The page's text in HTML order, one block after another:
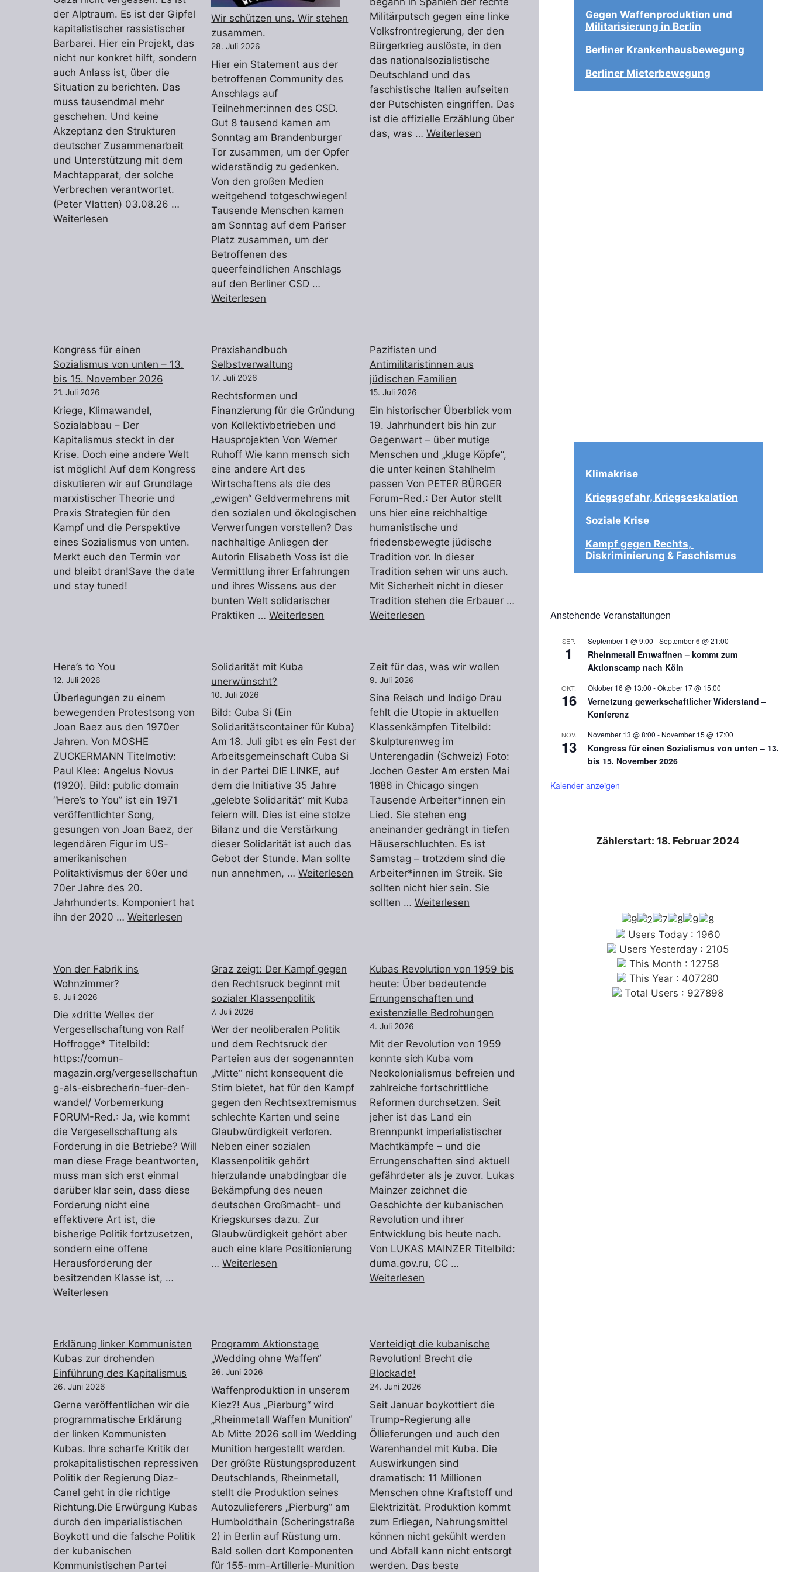
der Alptraum. Es ist der Gipfel
kapitalistischer rassistischer
Barbarei. Hier ein Projekt, das
nicht nur konkret hilft, sondern
auch Anlass ist, über die
Situation zu berichten. Das
muss tausendmal mehr
geschehen. Und keine
Akzeptanz den Strukturen
deutscher Zusammenarbeit
und Unterstützung mit dem
Machtapparat, der solche
Verbrechen verantwortet.
(Peter Vlatten) 03.08.26 …
Weiterlesen
Wir schützen uns. Wir stehen
zusammen.
28. Juli 2026
Hier ein Statement aus der
betroffenen Community des
Anschlags auf
Teilnehmer:innen des CSD.
Gut 8 tausend kamen am
Sonntag am Brandenburger
Tor zusammen, um der Opfer
widerständig zu gedenken.
Von den großen Medien
weitgehend totgeschwiegen!
Tausende Menschen kamen
am Sonntag auf dem Pariser
Platz zusammen, um der
Betroffenen des
queerfeindlichen Anschlags
auf den Berliner CSD …
Weiterlesen
Militärputsch gegen eine linke
Volksfrontregierung, der den
Bürgerkrieg auslöste, in den
das nationalsozialistische
Deutschland und das
faschistische Italien aufseiten
der Putschisten eingriffen. Das
ist die offizielle Erzählung über
das, was … Weiterlesen
Kongress für einen
Sozialismus von unten – 13.
bis 15. November 2026
21. Juli 2026
Kriege, Klimawandel,
Sozialabbau – Der
Kapitalismus steckt in der
Krise. Doch eine andere Welt
ist möglich! Auf dem Kongress
diskutieren wir auf Grundlage
marxistischer Theorie und
Praxis Strategien für den
Kampf und die Perspektive
eines Sozialismus von unten.
Merkt euch den Termin vor
und bleibt dran!Save the date
und stay tuned!
Praxishandbuch
Selbstverwaltung
17. Juli 2026
Rechtsformen und
Finanzierung für die Gründung
von Kollektivbetrieben und
Hausprojekten Von Werner
Ruhoff Wie kann mensch sich
eine andere Art des
Wirtschaftens als die des
„ewigen“ Geldvermehrens mit
den sozialen und ökologischen
Verwerfungen vorstellen? Das
nachhaltige Anliegen der
Autorin Elisabeth Voss ist die
Vermittlung ihrer Erfahrungen
und ihres Wissens aus der
bunten Welt solidarischer
Praktiken …Weiterlesen
Pazifisten und
Antimilitaristinnen aus
jüdischen Familien
15. Juli 2026
Ein historischer Überblick vom
19. Jahrhundert bis hin zur
Gegenwart – über mutige
Menschen und „kluge Köpfe“,
die unter keinen Stahlhelm
passen Von PETER BÜRGER
Forum-Red.: Der Autor stellt
uns hier eine reichhaltige
humanistische und
friedensbewegte jüdische
Tradition vor. In dieser
Tradition sehen wir uns auch.
Mit Sicherheit nicht in dieser
Tradition stehen die Erbauer …
Weiterlesen
Here’s to You
12. Juli 2026
Überlegungen zu einem
bewegenden Protestsong von
Joan Baez aus den 1970er
Jahren. Von MOSHE
ZUCKERMANN Titelmotiv:
Paul Klee: Angelus Novus
(1920). Bild: public domain
“Here’s to You” ist ein 1971
veröffentlichter Song,
gesungen von Joan Baez, der
legendären Figur im US-
amerikanischen
Politaktivismus der 60er und
70er Jahre des 20.
Jahrhunderts. Komponiert hat
ihn der 2020 … Weiterlesen
Solidarität mit Kuba
unerwünscht?
10. Juli 2026
Bild: Cuba Si (Ein
Solidaritätscontainer für Kuba)
Am 18. Juli gibt es ein Fest der
Arbeitsgemeinschaft Cuba Si
in der Partei DIE LINKE, auf
dem die Initiative 35 Jahre
„gelebte Solidarität“ mit Kuba
feiern will. Dies ist eine stolze
Bilanz und die Verstärkung
dieser Solidarität ist auch das
Gebot der Stunde. Man sollte
nun annehmen, …Weiterlesen
Zeit für das, was wir wollen
9. Juli 2026
Sina Reisch und Indigo Drau
fehlt die Utopie in aktuellen
Klassenkämpfen Titelbild:
Skulpturenweg im
Unterengadin (Schweiz) Foto:
Jochen Gester Am ersten Mai
1886 in Chicago singen
Tausende Arbeiter*innen ein
Lied. Sie stehen eng
aneinander gedrängt in tiefen
Häuserschluchten. Es ist
Samstag – trotzdem sind die
Arbeiter*innen im Streik. Sie
sollten nicht hier sein. Sie
sollten … Weiterlesen
Von der Fabrik ins
Wohnzimmer?
8. Juli 2026
Die »dritte Welle« der
Vergesellschaftung von Ralf
Hoffrogge* Titelbild:
https://comun-
magazin.org/vergesellschaftun
g-als-eisbrecherin-fuer-den-
wandel/ Vorbemerkung
FORUM-Red.: Ja, wie kommt
die Vergesellschaftung als
Forderung in die Betriebe? Will
man diese Frage beantworten,
muss man sich erst einmal
darüber klar sein, dass diese
Forderung nicht eine
effektivere Art ist, die
bisherige Politik fortzusetzen,
sondern eine offene
Herausforderung der
besitzenden Klasse ist, …
Weiterlesen
Graz zeigt: Der Kampf gegen
den Rechtsruck beginnt mit
sozialer Klassenpolitik
7. Juli 2026
Wer der neoliberalen Politik
und dem Rechtsruck der
Parteien aus der sogenannten
„Mitte“ nicht konsequent die
Stirn bietet, hat für den Kampf
gegen den Rechtsextremismus
schlechte Karten und seine
Glaubwürdigkeit verloren.
Neben einer sozialen
Klassenpolitik gehört
hierzulande unabdingbar die
Bekämpfung des neuen
deutschen Großmacht- und
Kriegskurses dazu. Zur
Glaubwürdigkeit gehört aber
auch eine klare Positionierung
…Weiterlesen
Kubas Revolution von 1959 bis
heute: Über bedeutende
Errungenschaften und
existenzielle Bedrohungen
4. Juli 2026
Mit der Revolution von 1959
konnte sich Kuba vom
Neokolonialismus befreien und
zahlreiche fortschrittliche
Reformen durchsetzen. Seit
jeher ist das Land ein
Brennpunkt imperialistischer
Machtkämpfe – und die
Errungenschaften sind aktuell
gefährdeter als je zuvor. Lukas
Mainzer zeichnet die
Geschichte der kubanischen
Revolution und ihrer
Entwicklung bis heute nach.
Von LUKAS MAINZER Titelbild:
duma.gov.ru, CC …
Weiterlesen
Erklärung linker Kommunisten
Kubas zur drohenden
Einführung des Kapitalismus
26. Juni 2026
Gerne veröffentlichen wir die
programmatische Erklärung
der linken Kommunisten
Kubas. Ihre scharfe Kritik der
prokapitalistischen repressiven
Politik der Regierung Diaz-
Canel geht in die richtige
Richtung.Die Erwürgung Kubas
durch den imperialistischen
Boykott und die falsche Politik
der kubanischen
Kommunistischen Partei
Programm Aktionstage
„Wedding ohne Waffen“
26. Juni 2026
Waffenproduktion in unserem
Kiez?! Aus „Pierburg“ wird
„Rheinmetall Waffen Munition“
Ab Mitte 2026 soll im Wedding
Munition hergestellt werden.
Der größte Rüstungsproduzent
Deutschlands, Rheinmetall,
stellt die Produktion seines
Autozulieferers „Pierburg“ am
Humboldthain (Scheringstraße
2) in Berlin auf Rüstung um.
Bald sollen dort Komponenten
für 155-mm-Artillerie-Munition
Verteidigt die kubanische
Revolution! Brecht die
Blockade!
24. Juni 2026
Seit Januar boykottiert die
Trump-Regierung alle
Öllieferungen und auch den
Warenhandel mit Kuba. Die
Auswirkungen sind
dramatisch: 11 Millionen
Menschen ohne Kraftstoff und
Elektrizität. Produktion kommt
zum Erliegen, Nahrungsmittel
können nicht gekühlt werden
und Abfall kann nicht entsorgt
werden. Das beste
Gegen Waffenproduktion und
Militarisierung in Berlin
Berliner Krankenhausbewegung
Berliner Mieterbewegung
Klimakrise
Kriegsgefahr, Kriegseskalation
Soziale Krise
Kampf gegen Rechts,
Diskriminierung & Faschismus
Anstehende Veranstaltungen
SEP.
1
September 1 @ 9:00 -September 6 @ 21:00
Rheinmetall Entwaffnen – kommt zum
Aktionscamp nach Köln
OKT.
16
Oktober 16 @ 13:00 -Oktober 17 @ 15:00
Vernetzung gewerkschaftlicher Widerstand –
Konferenz
NOV.
13
November 13 @ 8:00 - November 15 @ 17:00
Kongress für einen Sozialismus von unten – 13.
bis 15. November 2026
Kalender anzeigen
Zählerstart: 18. Februar 2024
Users Today : 1960
Users Yesterday : 2105
This Month : 12758
This Year : 407280
Total Users : 927898